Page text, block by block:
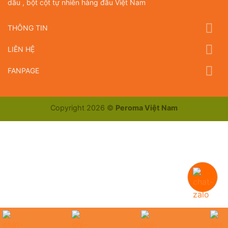
dầu , bột cột tự nhiên hàng đầu Việt Nam
THÔNG TIN
LIÊN HỆ
FANPAGE
Copyright 2026 © Peroma Việt Nam